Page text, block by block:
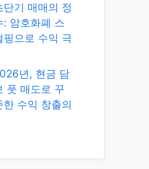
단기 매매의 정
: 암호화폐 스
핑으로 수익 극
년, 현금 담
풋 매도로 꾸
한 수익 창출의